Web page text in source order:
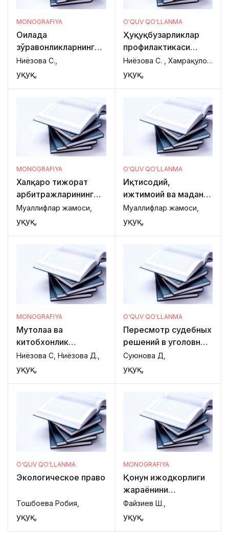
MONOGRAFIYA
Оилада
зўравонликларнинг
жиноят-ҳуқуқий ва
криминологик
Ниёзова С.,
Ҳуқуқ,
O‘QUV QO‘LLANMA
Ҳуқуқбузарликлар
профилактикаси
субъектларининг
ваколат доираси.
Ниёзова С. , Хамрақулов Ш.,
Ҳуқуқ,
MONOGRAFIYA
Халқаро тижорат
арбитражларининг
ҳуқуқий асослари ва
фаолияти
тенденциялари
Муаллифлар жамоси,
Ҳуқуқ,
O‘QUV QO‘LLANMA
Иқтисодий,
ижтимоий ва маданий
ҳуқуқларни миллий
судларда кўриб
Муаллифлар жамоси,
Ҳуқуқ,
MONOGRAFIYA
Мутолаа ва
китобхонлик
маданиятини
ривожлантириш
кафолатидир
Ниёзова С, Ниёзова Д.,
Ҳуқуқ,
O‘QUV QO‘LLANMA
Пересмотр судебных
решений в уголовном
процессе
Суюнова Д,
Ҳуқуқ,
O‘QUV QO‘LLANMA
Экологическое право
Тошбоева Робия,
Ҳуқуқ,
MONOGRAFIYA
Қонун ижодкорлиги
жараёнини
такомиллаштириш:
миллий ва хорижий
Файзиев Ш.,
Ҳуқуқ,